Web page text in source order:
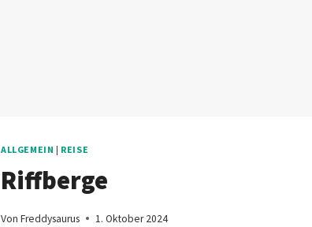
ALLGEMEIN | REISE
Riffberge
Von Freddysaurus 1. Oktober 2024